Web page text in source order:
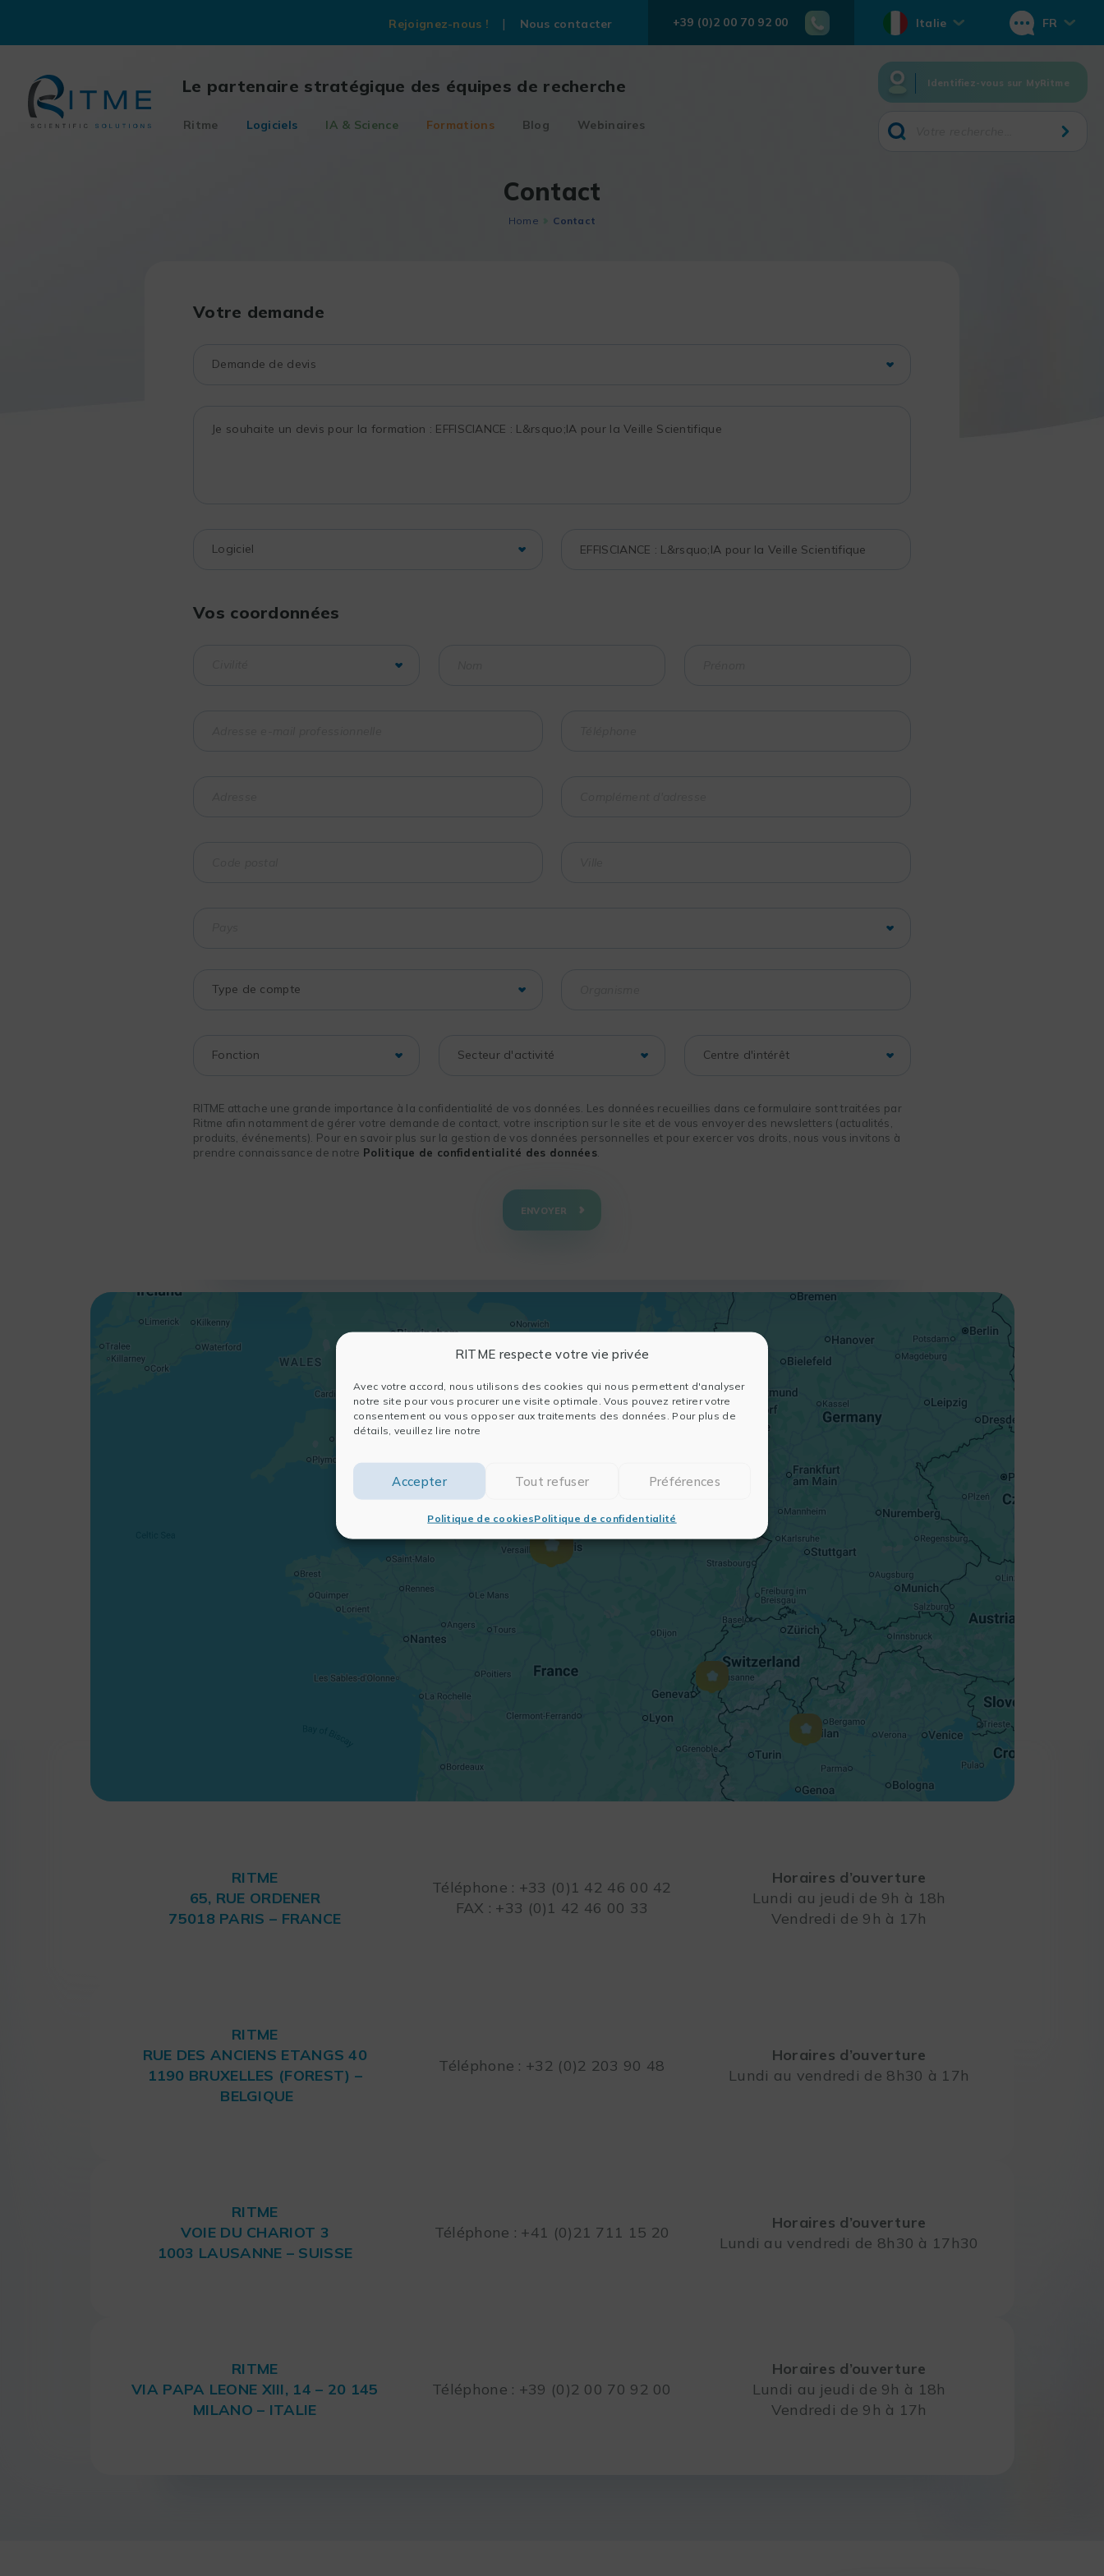
RITME respecte votre vie privée
Avec votre accord, nous utilisons des cookies qui nous permettent d'analyser
notre site pour vous procurer une visite optimale. Vous pouvez retirer votre
consentement ou vous opposer aux traitements des données. Pour plus de
détails, veuillez lire notre
Accepter Tout refuser Préférences
Politique de cookiesPolitique de confidentialité
content
Rejoignez-nous ! Nous contacter +39 (0)2 00 70 92 00 Italie FR
Le partenaire stratégique des équipes de recherche
Ritme Logiciels IA & Science Formations Blog Webinaires
Identifiez-vous sur MyRitme
Contact
Home Contact
Votre demande
Vos coordonnées
RITME attache une grande importance à la confidentialité de vos données. Les données recueillies dans ce formulaire sont traitées par
Ritme afin notamment de gérer votre demande de contact, votre inscription sur le site et de vous envoyer des newsletters (actualités,
produits, événements). Pour en savoir plus sur la gestion de vos données personnelles et pour exercer vos droits, nous vous invitons à
prendre connaissance de notre Politique de confidentialité des données
ENVOYER
RITME
65, RUE ORDENER
75018 PARIS – FRANCE
Téléphone : +33 (0)1 42 46 00 42
FAX : +33 (0)1 42 46 00 33
Horaires d’ouverture
Lundi au jeudi de 9h à 18h
Vendredi de 9h à 17h
RITME
RUE DES ANCIENS ETANGS 40
1190 BRUXELLES (FOREST) –
BELGIQUE
Téléphone : +32 (0)2 203 90 48
Horaires d’ouverture
Lundi au vendredi de 8h30 à 17h
RITME
VOIE DU CHARIOT 3
1003 LAUSANNE – SUISSE
Téléphone : +41 (0)21 711 15 20
Horaires d’ouverture
Lundi au vendredi de 8h30 à 17h30
RITME
VIA PAPA LEONE XIII, 14 – 20 145
MILANO – ITALIE
Téléphone : +39 (0)2 00 70 92 00
Horaires d’ouverture
Lundi au jeudi de 9h à 18h
Vendredi de 9h à 17h